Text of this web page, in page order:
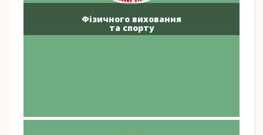
Фізичного виховання
та спорту